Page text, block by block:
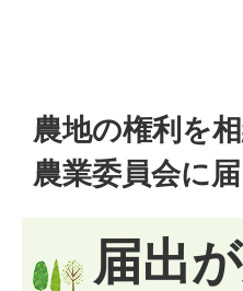
農地の権利を
農業委員会に
届出